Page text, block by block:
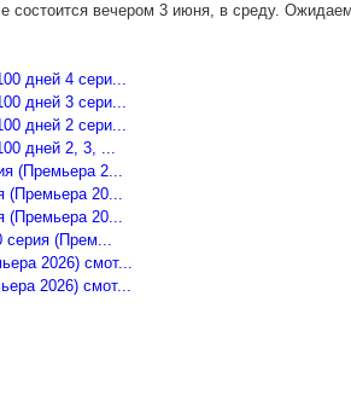
состоится вечером 3 июня, в среду.
дней 4 сери...
дней 3 сери...
дней 2 сери...
дней 2, 3, ...
(Премьера 2...
(Премьера 20...
(Премьера 20...
серия (Прем...
2026) смот...
2026) смот...